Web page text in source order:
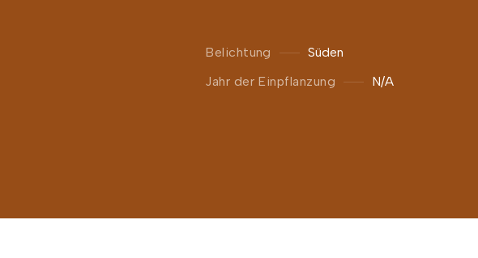
Belichtung
Süden
Jahr der Einpflanzung
N/A